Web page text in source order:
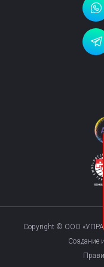
Copyright © ООО
Создание